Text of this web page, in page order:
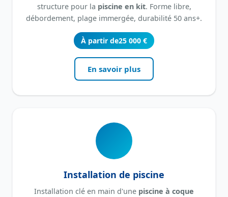
structure pour la piscine en kit. Forme libre,
débordement, plage immergée, durabilité 50 ans+.
À partir de25 000 €
En savoir plus
Installation de piscine
Installation clé en main d'une piscine à coque